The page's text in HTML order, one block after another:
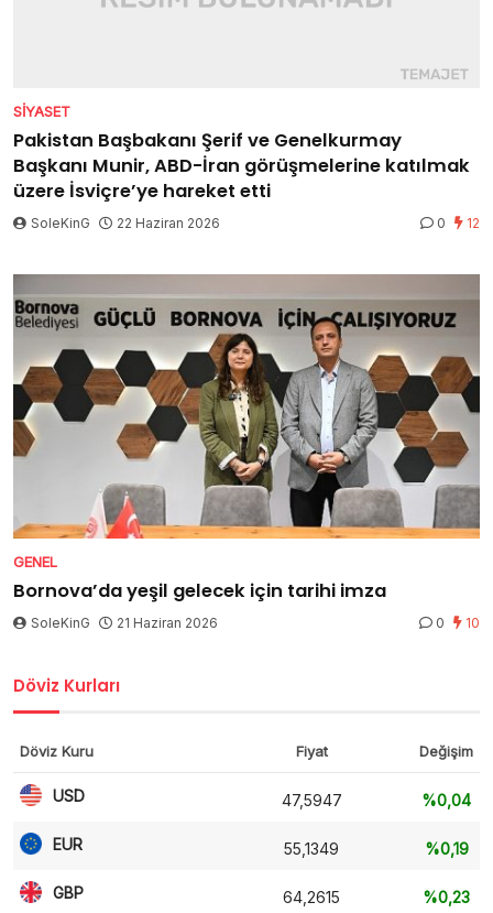
SIYASET
Pakistan Başbakanı Şerif ve Genelkurmay
Başkanı Munir, ABD-İran görüşmelerine katılmak
üzere İsviçre’ye hareket etti
SoleKinG 22 Haziran 2026 0 12
GENEL
Bornova’da yeşil gelecek için tarihi imza
SoleKinG 21 Haziran 2026 0 10
Döviz Kurları
Döviz Kuru Fiyat Değişim
USD 47,5947 %0,04
EUR 55,1349 %0,19
GBP 64,2615 %0,23